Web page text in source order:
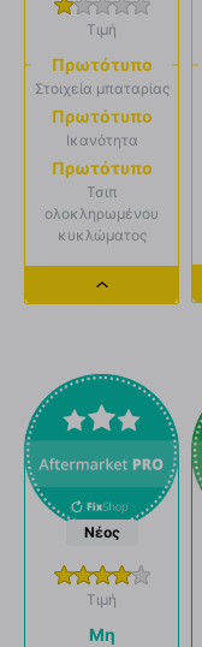
Τιμή
Πρωτότυπο
Στοιχεία μπαταρίας
Πρωτότυπο
Ικανότητα
Πρωτότυπο
Τσιπ
ολοκληρωμένου
κυκλώματος
Dropdown
Νέος
Τιμή
Μη